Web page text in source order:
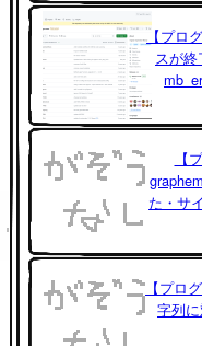
【プロ
スが
【
た・サ
【プロ
字列